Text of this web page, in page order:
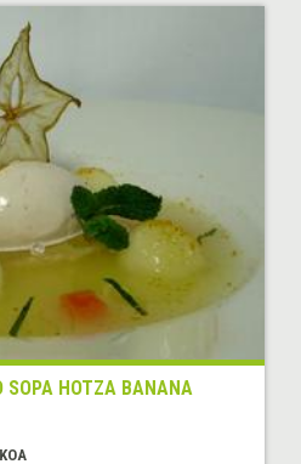
SOPA HOTZA BANANA